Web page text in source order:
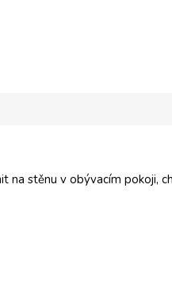
na stěnu v obývacím pokoji,